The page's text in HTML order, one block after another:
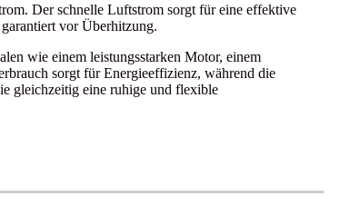
Der schnelle Luftstrom sorgt für eine effektive
vor Überhitzung.
wie einem leistungsstarken Motor, einem
sorgt für Energieeffizienz, während die
gleichzeitig eine ruhige und flexible